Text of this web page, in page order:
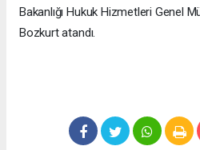
Bakanlığı Hukuk Hizmetleri Genel
Bozkurt atandı.